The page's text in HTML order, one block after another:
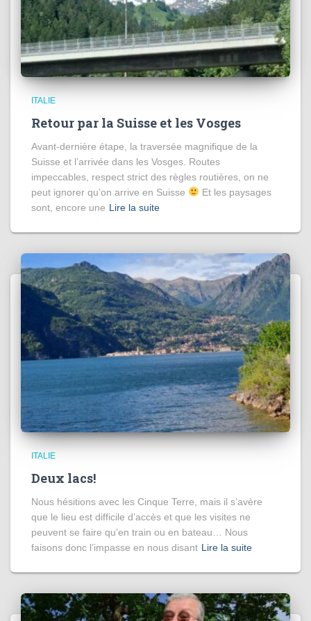
ITALIE
Retour par la Suisse et les Vosges
Avant-dernière étape, la traversée magnifique de la
Suisse et l’arrivée dans les Vosges. Routes
impeccables, respect strict des règles routières, on ne
peut ignorer qu’on arrive en Suisse
Et les paysages
sont, encore une Lire la suite
ITALIE
Deux lacs!
Nous hésitions avec les Cinque Terre, mais il s’avère
que le lieu est difficile d’accès et que les visites ne
peuvent se faire qu’en train ou en bateau… Nous
faisons donc l’impasse en nous disant Lire la suite